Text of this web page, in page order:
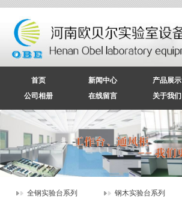
首页 新闻中心 产品展示
公司相册
在线留言 关于我们
全钢实验台系列 钢木实验台系列